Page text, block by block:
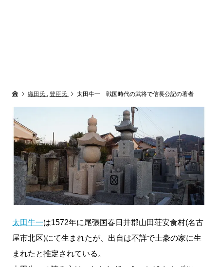
織田氏 , 豊臣氏 太田牛一 戦国時代の武将で信長公記の著者
太田牛一は1572年に尾張国春日井郡山田荘安食村(名古
屋市北区)にて生まれたが、出自は不詳で土豪の家に生
まれたと推定されている。